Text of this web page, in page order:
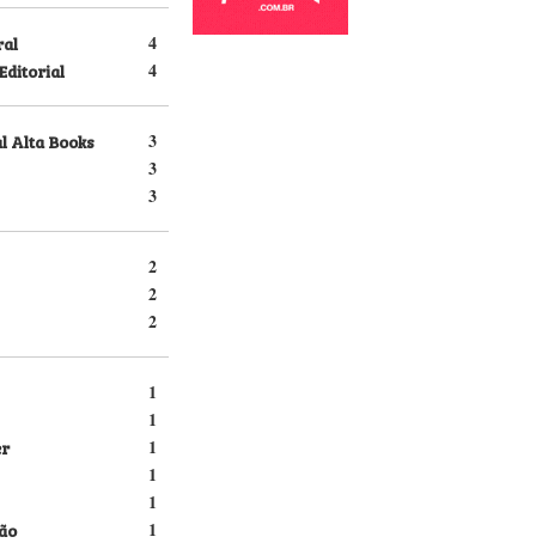
4
4
3
Alta Books
3
3
2
2
2
1
1
1
1
1
1